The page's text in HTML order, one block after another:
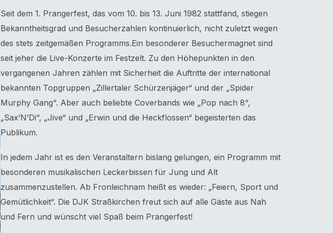
Seit dem 1. Prangerfest, das vom 10. bis 13. Juni 1982 stattfand, stiegen
Bekanntheitsgrad und Besucherzahlen kontinuierlich, nicht zuletzt wegen
des stets zeitgemäßen Programms.Ein besonderer Besuchermagnet sind
seit jeher die Live-Konzerte im Festzelt. Zu den Höhepunkten in den
vergangenen Jahren zählen mit Sicherheit die Auftritte der international
bekannten Topgruppen „Zillertaler Schürzenjäger“ und der „Spider
Murphy Gang“. Aber auch beliebte Coverbands wie „Pop nach 8“,
„Sax’N’Di“, „Jive“ und „Erwin und die Heckflossen“ begeisterten das
Publikum.
In jedem Jahr ist es den Veranstaltern bislang gelungen, ein Programm mit
besonderen musikalischen Leckerbissen für Jung und Alt
zusammenzustellen. Ab Fronleichnam heißt es wieder: „Feiern, Sport und
Gemütlichkeit“. Die DJK Straßkirchen freut sich auf alle Gäste aus Nah
und Fern und wünscht viel Spaß beim Prangerfest!